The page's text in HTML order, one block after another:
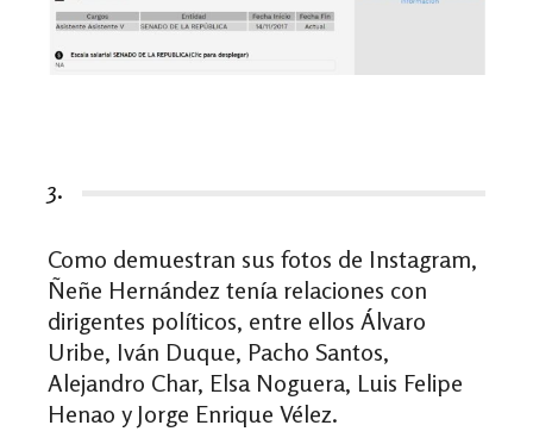
3.
Como demuestran sus fotos de Instagram,
Ñeñe Hernández tenía relaciones con
dirigentes políticos, entre ellos Álvaro
Uribe, Iván Duque, Pacho Santos,
Alejandro Char, Elsa Noguera, Luis Felipe
Henao y Jorge Enrique Vélez.